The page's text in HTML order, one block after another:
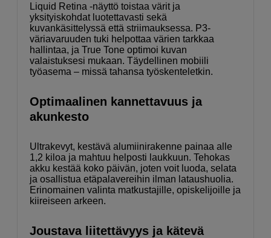
Liquid Retina -näyttö toistaa värit ja
yksityiskohdat luotettavasti sekä
kuvankäsittelyssä että striimauksessa. P3-
väriavaruuden tuki helpottaa värien tarkkaa
hallintaa, ja True Tone optimoi kuvan
valaistuksesi mukaan. Täydellinen mobiili
työasema – missä tahansa työskenteletkin.
Optimaalinen kannettavuus ja
akunkesto
Ultrakevyt, kestävä alumiinirakenne painaa alle
1,2 kiloa ja mahtuu helposti laukkuun. Tehokas
akku kestää koko päivän, joten voit luoda, selata
ja osallistua etäpalavereihin ilman lataushuolia.
Erinomainen valinta matkustajille, opiskelijoille ja
kiireiseen arkeen.
Joustava liitettävyys ja kätevä